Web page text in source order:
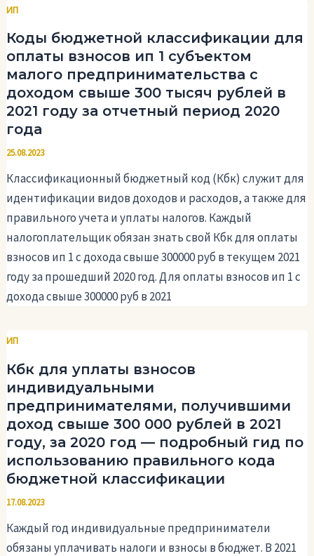
ИП
Коды бюджетной классификации для
оплаты взносов ип 1 субъектом
малого предпринимательства с
доходом свыше 300 тысяч рублей в
2021 году за отчетный период 2020
года
25.08.2023
Классификационный бюджетный код (Кбк) служит для
идентификации видов доходов и расходов, а также для
правильного учета и уплаты налогов. Каждый
налогоплательщик обязан знать свой Кбк для оплаты
взносов ип 1 с дохода свыше 300000 руб в текущем 2021
году за прошедший 2020 год. Для оплаты взносов ип 1 с
дохода свыше 300000 руб в 2021
ИП
Кбк для уплаты взносов
индивидуальными
предпринимателями, получившими
доход свыше 300 000 рублей в 2021
году, за 2020 год — подробный гид по
использованию правильного кода
бюджетной классификации
17.08.2023
Каждый год индивидуальные предприниматели
обязаны уплачивать налоги и взносы в бюджет. В 2021